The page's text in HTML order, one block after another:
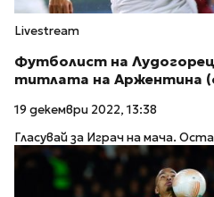
Livestream
Футболист на Лудогорец
титлата на Аржентина
19 декември 2022, 13:38
Гласувай за Играч на мача.